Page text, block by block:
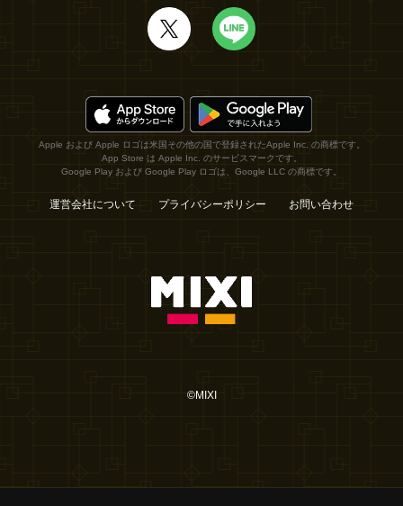
Apple および Apple ロゴは米国その他の国で登録されたApple Inc. の商標です。
App Store は Apple Inc. のサービスマークです。
Google Play および Google Play ロゴは、Google LLC の商標です。
運営会社について プライバシーポリシー お問い合わせ
©MIXI